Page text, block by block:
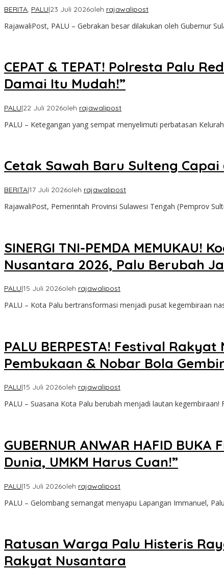
BERITA, PALU|23 Juli 2026oleh rajawalipost
RajawaliPost, PALU – Gebrakan besar dilakukan oleh Gubernur
CEPAT & TEPAT! Polresta Palu
Damai Itu Mudah!”
PALU|22 Juli 2026oleh rajawalipost
PALU – Ketegangan yang sempat menyelimuti perbatasan
Cetak Sawah Baru Sulteng
BERITA|17 Juli 2026oleh rajawalipost
RajawaliPost, Pemerintah Provinsi Sulawesi Tengah (Pemprov
SINERGI TNI-PEMDA
Nusantara 2026, Palu Berubah
PALU|15 Juli 2026oleh rajawalipost
PALU – Kota Palu bertransformasi menjadi pusat kegembiraan
PALU BERPESTA! Festival
Pembukaan & Nobar Bola
PALU|15 Juli 2026oleh rajawalipost
PALU – Suasana Kota Palu berubah menjadi lautan kegembiraan!
GUBERNUR ANWAR HAFID
Dunia, UMKM Harus Cuan!”
PALU|15 Juli 2026oleh rajawalipost
PALU – Gelombang semangat menyapu Lapangan Immanuel,
Ratusan Warga Palu Histeris
Rakyat Nusantara